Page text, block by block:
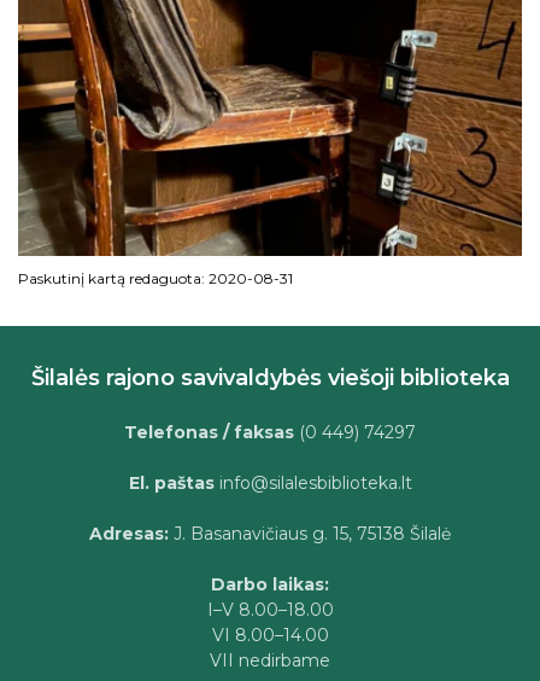
Paskutinį kartą redaguota: 2020-08-31
Šilalės rajono savivaldybės viešoji biblioteka
Telefonas / faksas (0 449) 74297
El. paštasinfo@silalesbiblioteka.lt
Adresas: J. Basanavičiaus g. 15, 75138 Šilalė
Darbo laikas:
I–V 8.00–18.00
VI 8.00–14.00
VII nedirbame